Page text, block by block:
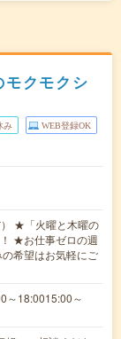
モクモクシ
み WEB登録OK
★「火曜と木曜の
★お仕事ゼロの週
希望はお気軽にご
18:0015:00～